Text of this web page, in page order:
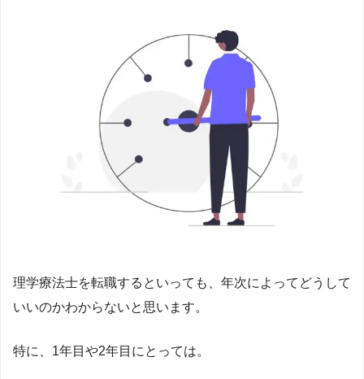
理学療法士を転職するといっても、年次によってどうして
いいのかわからないと思います。
特に、1年目や2年目にとっては。